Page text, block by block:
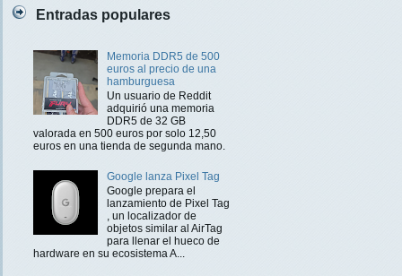
Entradas populares
Memoria DDR5 de 500
euros al precio de una
hamburguesa
Un usuario de Reddit
adquirió una memoria
DDR5 de 32 GB
valorada en 500 euros por solo 12,50
euros en una tienda de segunda mano.
Google lanza Pixel Tag
Google prepara el
lanzamiento de Pixel Tag
, un localizador de
objetos similar al AirTag
para llenar el hueco de
hardware en su ecosistema A...